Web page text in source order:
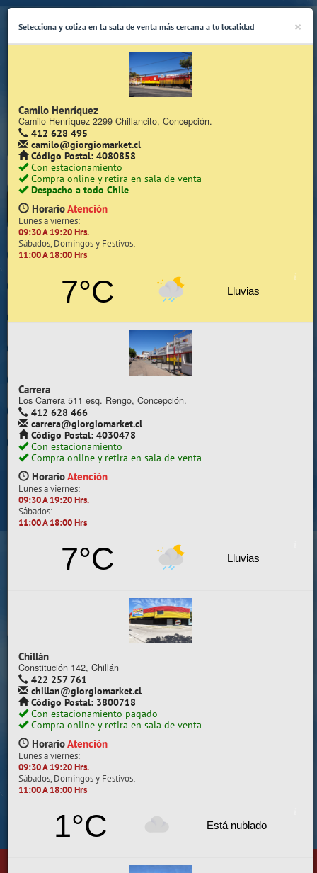
(Whatsapp Sólo de Lunes a Viernes de 08:15 a 17:45)
Quiénes somos
Trabaje con nosotros
Contacto | Reclamos
Preguntas Frecuentes
Sugererir productos
Su compra se realizará en la sala de ventas
Camilo Henríquez
Información de la sala
412 628 495
camilo@giorgiomarket.cl
Abierto
Lunes a viernes:
VER SALA EN MAPA
SALAS DE VENTA
en General Pedro Lagos 377, entre calles Diego Portales y
×
Selecciona y cotiza en la sala de venta más cercana a tu localidad
Camilo Henríquez
Camilo Henríquez 2299 Chillancito, Concepción.
412 628 495
camilo@giorgiomarket.cl
Código Postal: 4080858
Con estacionamiento
Compra online y retira en sala de venta
Despacho a todo Chile
HorarioAtención
Lunes a viernes:
09:30 A 19:20 Hrs.
Sábados, Domingos y Festivos:
11:00 A 18:00 Hrs
7°C Lluvias
Carrera
Los Carrera 511 esq. Rengo, Concepción.
412 628 466
carrera@giorgiomarket.cl
Código Postal: 4030478
Con estacionamiento
Compra online y retira en sala de venta
HorarioAtención
Lunes a viernes:
09:30 A 19:20 Hrs.
Sábados:
11:00 A 18:00 Hrs
7°C Lluvias
Chillán
Constitución 142, Chillán
422 257 761
chillan@giorgiomarket.cl
Código Postal: 3800718
Con estacionamiento pagado
Compra online y retira en sala de venta
HorarioAtención
Lunes a viernes:
09:30 A 19:20 Hrs.
Sábados, Domingos y Festivos:
11:00 A 18:00 Hrs
1°C Está nublado